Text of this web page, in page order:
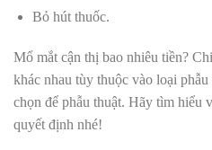
Bỏ hút thuốc.
Mổ mắt cận thị bao nhiêu tiền?
khác nhau tùy thuộc vào loại
chọn để phẫu thuật. Hãy tìm hiểu
quyết định nhé!